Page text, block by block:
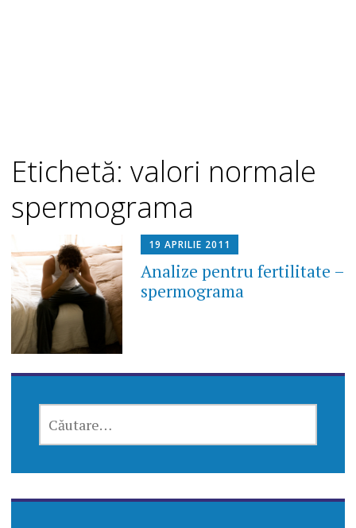
Etichetă: valori normale
spermograma
19 APRILIE 2011
Analize pentru fertilitate –
spermograma
DUPĂ: